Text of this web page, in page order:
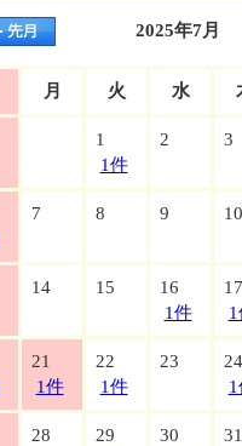
2025年7月
月 火 水
1
1件
2 3
7 8 9 10
14 15
16
1件
17
21
1件
22
1件
23
24
28
29
30
31